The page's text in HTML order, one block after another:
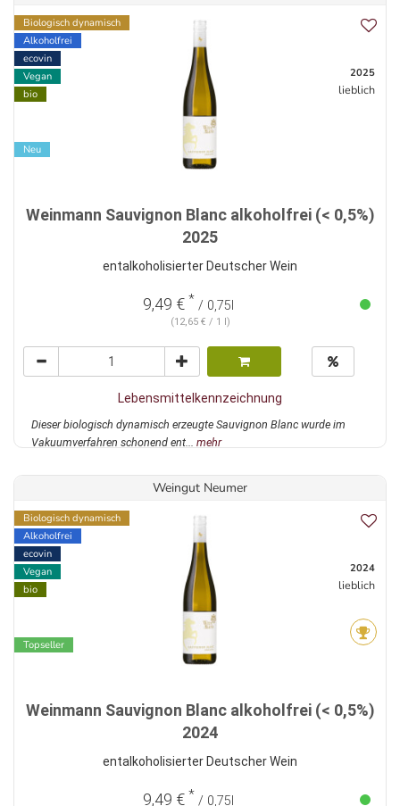
Biologisch dynamisch
Alkoholfrei
ecovin
Vegan
bio
Neu
2025
lieblich
Weinmann Sauvignon Blanc alkoholfrei (< 0,5%)
2025
entalkoholisierter Deutscher Wein
9,49 € * / 0,75l
(12,65 € / 1 l)
Lebensmittelkennzeichnung
Dieser biologisch dynamisch erzeugte Sauvignon Blanc wurde im
Vakuumverfahren schonend ent... mehr
Weingut Neumer
Biologisch dynamisch
Alkoholfrei
ecovin
Vegan
bio
Topseller
2024
lieblich
Weinmann Sauvignon Blanc alkoholfrei (< 0,5%)
2024
entalkoholisierter Deutscher Wein
9,49 € * / 0,75l